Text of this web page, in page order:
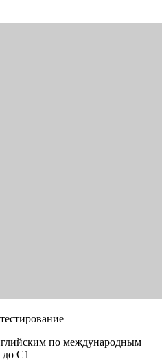
по международным
C1